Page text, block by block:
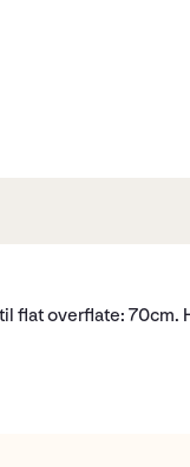
flat overflate: 70cm.